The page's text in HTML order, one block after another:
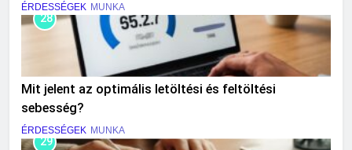
ÉRDESSÉGEK MUNKA
28
Mit jelent az optimális letöltési és feltöltési
sebesség?
ÉRDESSÉGEK MUNKA
29